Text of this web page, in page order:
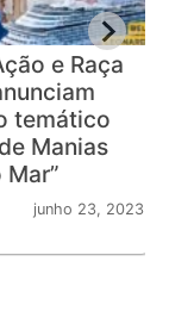
e Raça
temático
Manias
junho 23, 2023